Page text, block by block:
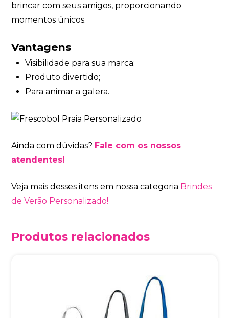
brincar com seus amigos, proporcionando
momentos únicos.
Vantagens
Visibilidade para sua marca;
Produto divertido;
Para animar a galera.
Ainda com dúvidas? Fale com os nossos
atendentes!
Veja mais desses itens em nossa categoria Brindes
de Verão Personalizado!
Produtos relacionados